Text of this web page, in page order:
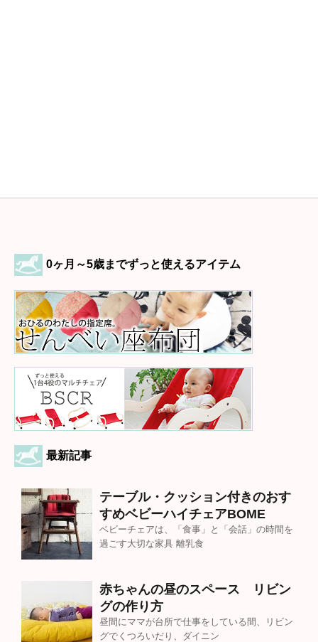
0ヶ月～5歳までずっと使えるアイテム
最新記事
テーブル・クッション付きのおす
すめベビーハイチェアBOME
ベビーチェアは、「食事」と「会話」の時間を
過ごす大切な家具 離乳食
赤ちゃんの昼のスペース リビン
グの作り方
昼間にママが台所で仕事をしている間、リビン
グでくつろいだり、ダイニン